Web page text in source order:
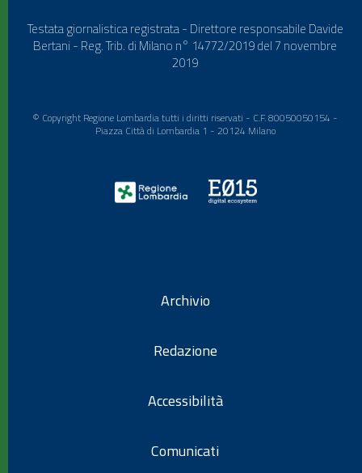
Testata giornalistica registrata - Direttore responsabile Davide
Bertani - Reg. Trib. di Milano n° 14772/2019 del 7 novembre
2019
© Copyright Regione Lombardia tutti i diritti riservati - C.F. 80050050154 -
Piazza Città di Lombardia 1 - 20124 Milano
Archivio
Redazione
Accessibilità
Comunicati